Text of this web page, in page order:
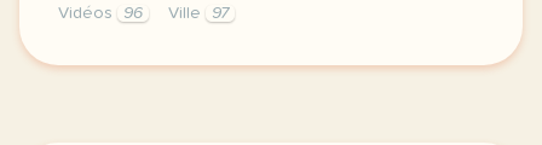
Vidéos
96 Ville 97
des propositions d exploitations de la video